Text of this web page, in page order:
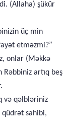
(Allaha) şükür
üç min
etməzmi?”
onlar (Məkkə
artıq beş
və qəlbləriniz
qüdrət sahibi,